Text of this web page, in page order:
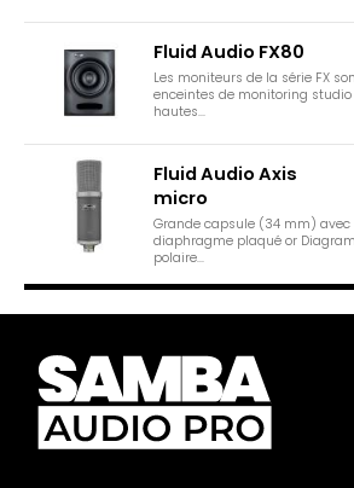
Fluid Audio FX80
Les moniteurs de la série FX
enceintes de monitoring studio
hautes...
Fluid Audio Axis
micro
Grande capsule (34 mm) avec
diaphragme plaqué or
polaire...